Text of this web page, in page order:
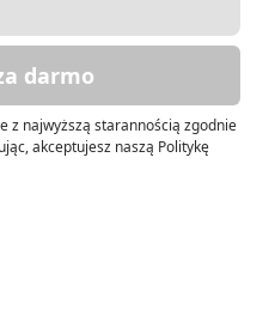
darmo
z najwyższą starannością zgodnie
akceptujesz naszą Politykę